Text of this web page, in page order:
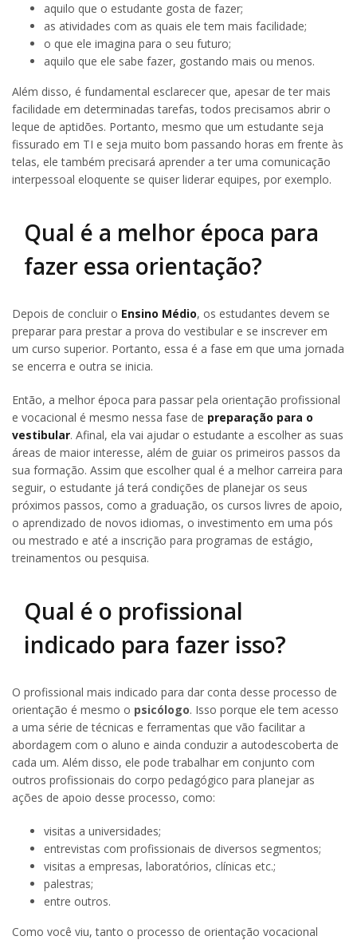
aquilo que o estudante gosta de fazer;
as atividades com as quais ele tem mais facilidade;
o que ele imagina para o seu futuro;
aquilo que ele sabe fazer, gostando mais ou menos.
Além disso, é fundamental esclarecer que, apesar de ter mais
facilidade em determinadas tarefas, todos precisamos abrir o
leque de aptidões. Portanto, mesmo que um estudante seja
fissurado em TI e seja muito bom passando horas em frente às
telas, ele também precisará aprender a ter uma comunicação
interpessoal eloquente se quiser liderar equipes, por exemplo.
Qual é a melhor época para
fazer essa orientação?
Depois de concluir o Ensino Médio, os estudantes devem se
preparar para prestar a prova do vestibular e se inscrever em
um curso superior. Portanto, essa é a fase em que uma jornada
se encerra e outra se inicia.
Então, a melhor época para passar pela orientação profissional
e vocacional é mesmo nessa fase de preparação para o
vestibular. Afinal, ela vai ajudar o estudante a escolher as suas
áreas de maior interesse, além de guiar os primeiros passos da
sua formação. Assim que escolher qual é a melhor carreira para
seguir, o estudante já terá condições de planejar os seus
próximos passos, como a graduação, os cursos livres de apoio,
o aprendizado de novos idiomas, o investimento em uma pós
ou mestrado e até a inscrição para programas de estágio,
treinamentos ou pesquisa.
Qual é o profissional
indicado para fazer isso?
O profissional mais indicado para dar conta desse processo de
orientação é mesmo o psicólogo. Isso porque ele tem acesso
a uma série de técnicas e ferramentas que vão facilitar a
abordagem com o aluno e ainda conduzir a autodescoberta de
cada um. Além disso, ele pode trabalhar em conjunto com
outros profissionais do corpo pedagógico para planejar as
ações de apoio desse processo, como:
visitas a universidades;
entrevistas com profissionais de diversos segmentos;
visitas a empresas, laboratórios, clínicas etc.;
palestras;
entre outros.
Como você viu, tanto o processo de orientação vocacional